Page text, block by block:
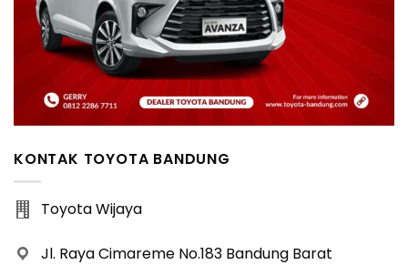
KONTAK TOYOTA BANDUNG
Toyota Wijaya
Jl. Raya Cimareme No.183 Bandung Barat